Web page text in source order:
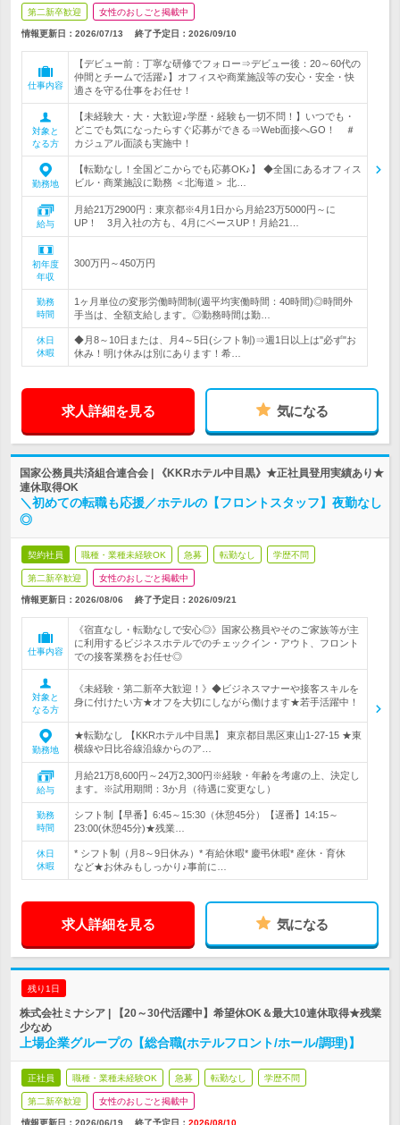
第二新卒歓迎 女性のおしごと掲載中
情報更新日：2026/07/13 終了予定日： 2026/09/10
仕事内容
【デビュー前：丁寧な研修でフォロー⇒デビュー後：20～60代の
仲間とチームで活躍♪】オフィスや商業施設等の安心・安全・快
適さを守る仕事をお任せ！
対象と
なる方
【未経験大・大・大歓迎♪学歴・経験も一切不問！】いつでも・
どこでも気になったらすぐ応募ができる⇒Web面接へGO！ ＃
カジュアル面談も実施中！
勤務地
【転勤なし！全国どこからでも応募OK♪】 ◆全国にあるオフィス
ビル・商業施設に勤務 ＜北海道＞ 北…
給与
月給21万2900円：東京都※4月1日から月給23万5000円～に
UP！ 3月入社の方も、4月にベースUP！月給21…
初年度
年収
300万円～450万円
勤務
時間
1ヶ月単位の変形労働時間制(週平均実働時間：40時間)◎時間外
手当は、全額支給します。◎勤務時間は勤…
休日
休暇
◆月8～10日または、月4～5日(シフト制)⇒週1日以上は"必ず"お
休み！明け休みは別にあります！希…
求人詳細を見る 気になる
国家公務員共済組合連合会 | 《KKRホテル中目黒》★正社員登用実績あり★
連休取得OK
＼初めての転職も応援／ホテルの【フロントスタッフ】夜勤なし
◎
契約社員 職種・業種未経験OK 急募 転勤なし 学歴不問
第二新卒歓迎 女性のおしごと掲載中
情報更新日：2026/08/06 終了予定日： 2026/09/21
仕事内容
《宿直なし・転勤なしで安心◎》国家公務員やそのご家族等が主
に利用するビジネスホテルでのチェックイン・アウト、フロント
での接客業務をお任せ◎
対象と
なる方
《未経験・第二新卒大歓迎！》◆ビジネスマナーや接客スキルを
身に付けたい方★オフを大切にしながら働けます★若手活躍中！
勤務地
★転勤なし 【KKRホテル中目黒】 東京都目黒区東山1-27-15 ★東
横線や日比谷線沿線からのア…
給与
月給21万8,600円～24万2,300円※経験・年齢を考慮の上、決定し
ます。※試用期間：3か月（待遇に変更なし）
勤務
時間
シフト制【早番】6:45～15:30（休憩45分）【遅番】14:15～
23:00(休憩45分)★残業…
休日
休暇
* シフト制（月8～9日休み）* 有給休暇* 慶弔休暇* 産休・育休
など★お休みもしっかり♪事前に…
求人詳細を見る 気になる
残り1日
株式会社ミナシア | 【20～30代活躍中】希望休OK＆最大10連休取得★残業
少なめ
上場企業グループの【総合職(ホテルフロント/ホール/調理)】
正社員 職種・業種未経験OK 急募 転勤なし 学歴不問
第二新卒歓迎 女性のおしごと掲載中
情報更新日：2026/06/19 終了予定日： 2026/08/10